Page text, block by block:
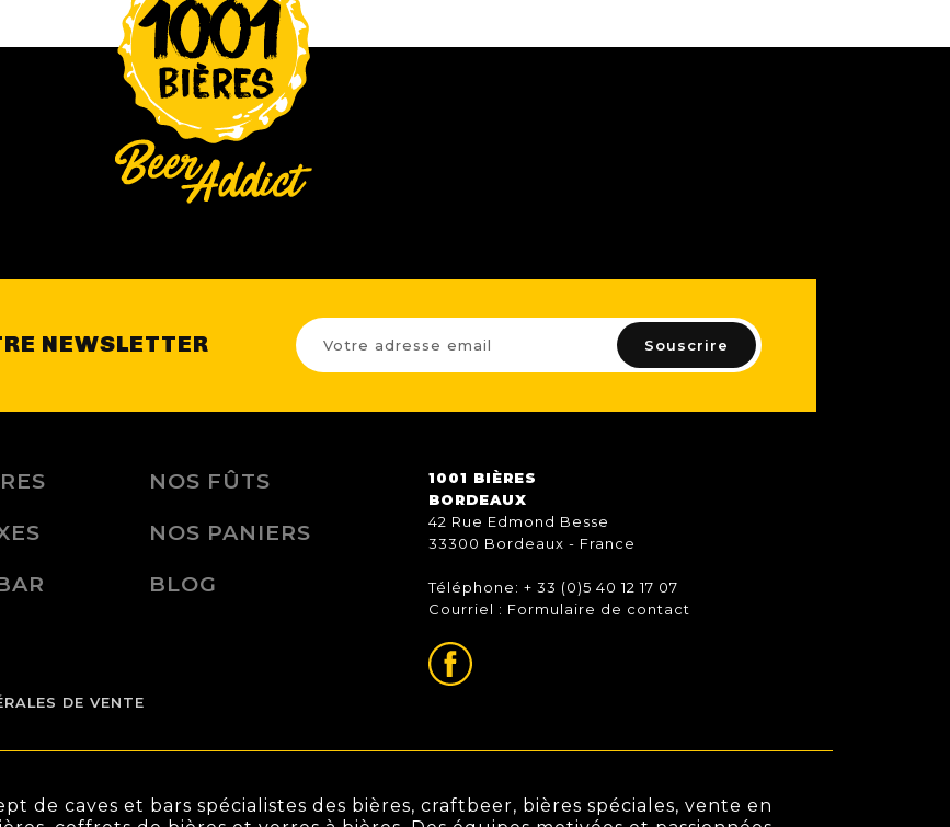
NEWSLETTER
NOS FÛTS
NOS PANIERS
BLOG
1001 BIÈRES
BORDEAUX
42 Rue Edmond Besse
33300 Bordeaux - France
Téléphone: + 33 (0)5 40 12 17 07
Courriel : Formulaire de contact
DE VENTE
de caves et bars spécialistes des bières, craftbeer, bières spéciales, vente en